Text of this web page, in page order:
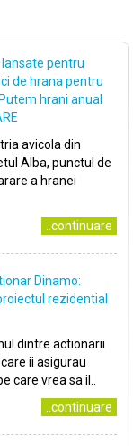
lansate pentru
de hrana pentru
hrani anual
avicola din
Alba, punctul de
a hranei
..continuare
Dinamo:
rezidential
dintre actionarii
ii asigurau
care vrea sa il..
..continuare